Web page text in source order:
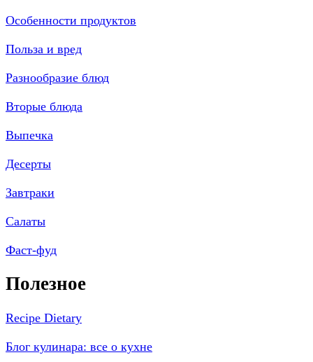
Особенности продуктов
Польза и вред
Разнообразие блюд
Вторые блюда
Выпечка
Десерты
Завтраки
Салаты
Фаст-фуд
Полезное
Recipe Dietary
Блог кулинара: все о кухне